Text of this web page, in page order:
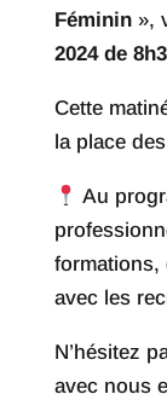
Féminin»,
2024 de
Cette
la place
Au
formations,
avec les
N’hésitez
avec nous